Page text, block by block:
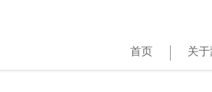
首页 关